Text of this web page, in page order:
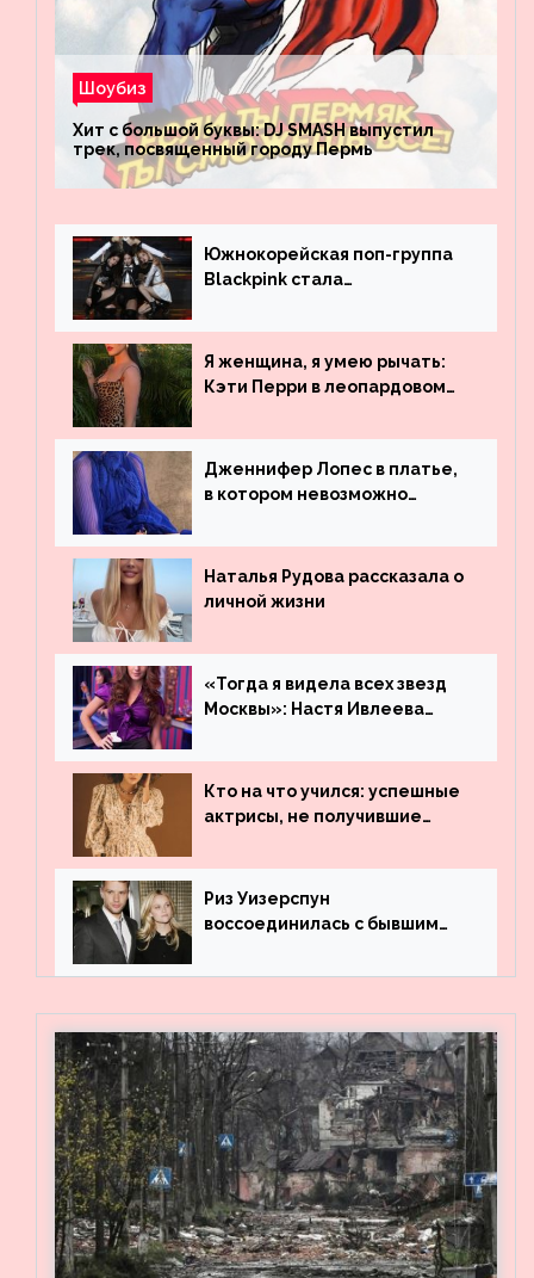
Шоубиз
Хит с большой буквы: DJ SMASH выпустил
трек, посвященный городу Пермь
Южнокорейская поп-группа
Blackpink стала
просмотрам на YouTube. Они
обогнали даже Джастина
Бибера
Я женщина, я умею рычать:
Кэти Перри в леопардовом
Дженнифер Лопес в платье,
в котором невозможно
Наталья Рудова рассказала о
личной жизни
«Тогда я видела всех звезд
Москвы»: Настя Ивлеева
популярности и выложила
архивные фото
Кто на что учился: успешные
актрисы, не получившие
Риз Уизерспун
воссоединилась с бывшим